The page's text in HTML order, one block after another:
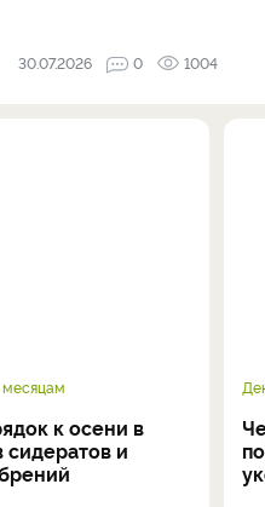
30.07.2026 0 1004
месяцам
к осени в
сидератов и